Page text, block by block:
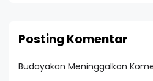
Posting Komentar
Budayakan Meninggalkan